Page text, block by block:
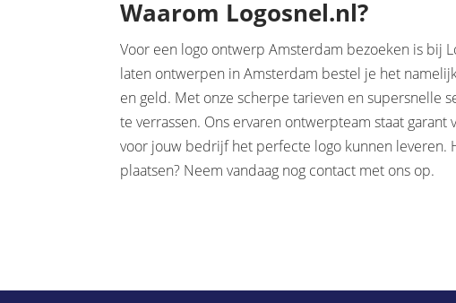
Waarom Logosnel.nl?
Voor een logo ontwerp Amsterdam bezoeken is bij
laten ontwerpen in Amsterdam bestel je het
en geld. Met onze scherpe tarieven en supersnelle
te verrassen. Ons ervaren ontwerpteam staat
voor jouw bedrijf het perfecte logo kunnen leveren.
plaatsen? Neem vandaag nog contact met ons op.